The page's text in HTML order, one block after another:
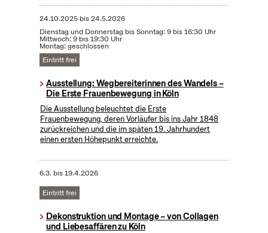
24.10.2025bis24.5.2026
Dienstag und Donnerstag bis Sonntag: 9 bis 16:30 Uhr
Mittwoch: 9 bis 19:30 Uhr
Montag: geschlossen
Eintritt frei
Ausstellung: Wegbereiterinnen des Wandels –
Die Erste Frauenbewegung in Köln
Die Ausstellung beleuchtet die Erste
Frauenbewegung, deren Vorläufer bis ins Jahr 1848
zurückreichen und die im späten 19. Jahrhundert
einen ersten Höhepunkt erreichte.
6.3. bis19.4.2026
Eintritt frei
Dekonstruktion und Montage – von Collagen
und Liebesaffären zu Köln